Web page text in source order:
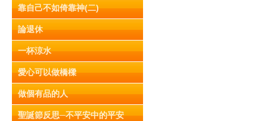
靠自己不如倚靠神(二)
論退休
一杯涼水
愛心可以做橋樑
做個有品的人
聖誕節反思─不平安中的平安